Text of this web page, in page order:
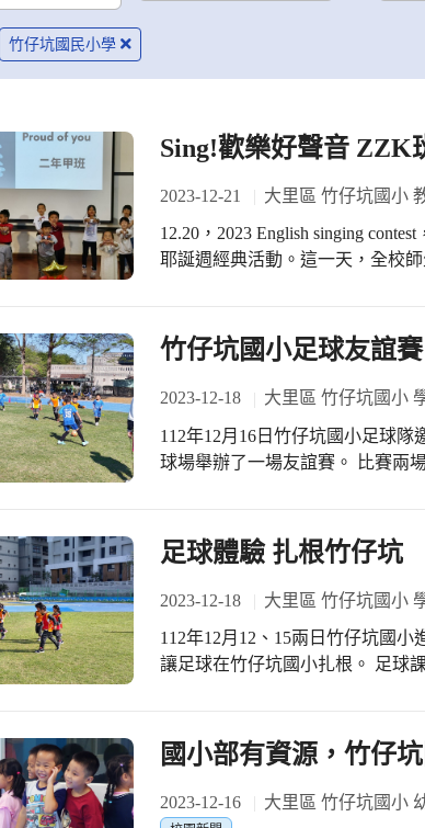
竹仔坑國民小學
Sing!歡樂好聲音 ZZK
2023-12-21 大里區 竹仔坑國小
12.20，2023 English singing
耶誕週經典活動。這一天，全校
慶氛圍。 低年級 熟記歌詞與動作 可愛滿分 一年甲班《I’m a little snow man》小小年
紀就能以組曲方式呈現練習成果
Christmas》搭配聖誕樹頭飾，以
you》溫暖歌聲、自信無比；二年
們隨歌聲擺動，歡樂無比。 中高年級 自我挑戰 默契十足 三年甲班《DO RE MI》隊
形變化加上團隊默契，給人耳目
everything》以絕不屈服，永不放
2023 「ZZK金曲獎」得獎的是?
律動各方面都有成長，二年甲班
獲得評審團肯定，贏得今年班際英語歌唱大賽優勝。
優勝班級是否能蟬連寶座?又有哪
竹仔坑國小足球友誼賽
2023-12-18 大里區 竹仔坑國小
112年12月16日竹仔坑國小足球
球場舉辦了一場友誼賽。 比賽兩
現自己平常練習的成果，和對手
自己的球技。一直進行到12:00結
的好對手；向球場致謝，感謝有
球。 透過友誼賽能交到志同道合
享受足球的樂趣。期望還有下一
風景。（竹仔坑國小）
足球體驗 扎根竹仔坑
2023-12-18 大里區 竹仔坑國小
112年12月12、15兩日竹仔坑國
讓足球在竹仔坑國小扎根。 足球
帶領之下，小朋友在夢想足球場
足球營與假日足球班，讓喜愛足
足球基地再邁進一步。（竹仔坑
國小部有資源，竹仔
2023-12-16 大里區 竹仔坑國小